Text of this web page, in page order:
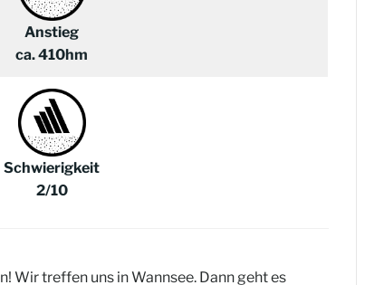
Anstieg
ca. 410hm
Schwierigkeit
2/10
Wir treffen uns in Wannsee. Dann geht es